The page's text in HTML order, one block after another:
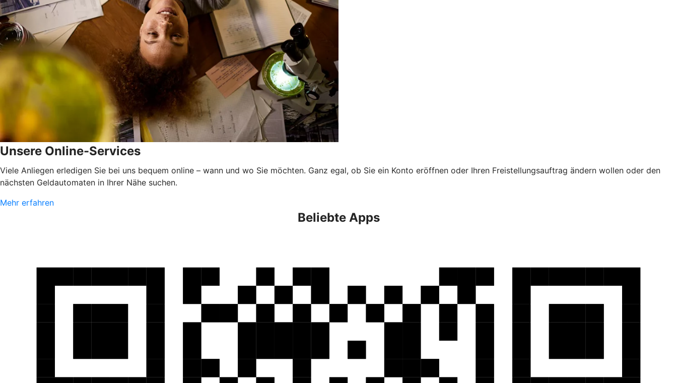
Unsere Online-Services
Viele Anliegen erledigen Sie bei uns bequem online – wann und wo Sie möchten. Ganz egal, ob Sie ein Konto eröffnen oder Ihren Freistellungsauftrag ändern wollen oder den
nächsten Geldautomaten in Ihrer Nähe suchen.
Mehr erfahren
Beliebte Apps